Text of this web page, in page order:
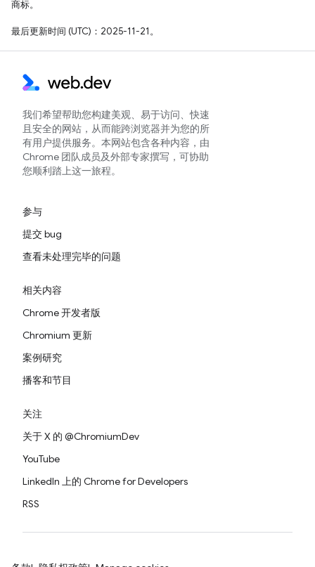
商标。
最后更新时间 (UTC)：2025-11-21。
我们希望帮助您构建美观、易于访问、快速
且安全的网站，从而能跨浏览器并为您的所
有用户提供服务。本网站包含各种内容，由
Chrome 团队成员及外部专家撰写，可协助
您顺利踏上这一旅程。
参与
提交 bug
查看未处理完毕的问题
相关内容
Chrome 开发者版
Chromium 更新
案例研究
播客和节目
关注
关于 X 的 @ChromiumDev
YouTube
LinkedIn 上的 Chrome for Developers
RSS